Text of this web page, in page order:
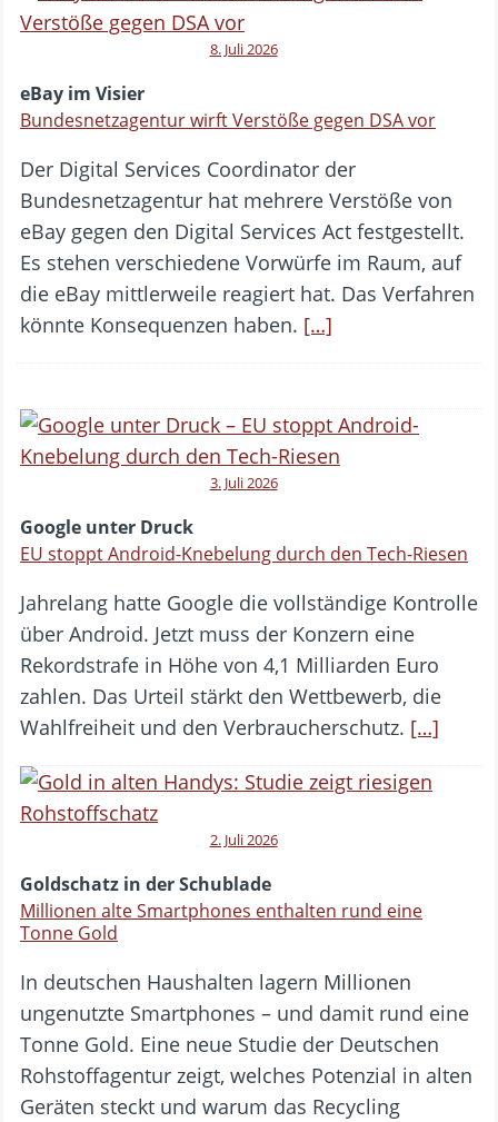
8. Juli 2026
eBay im Visier
Bundesnetzagentur wirft Verstöße gegen DSA vor
Der Digital Services Coordinator der
Bundesnetzagentur hat mehrere Verstöße von
eBay gegen den Digital Services Act festgestellt.
Es stehen verschiedene Vorwürfe im Raum, auf
die eBay mittlerweile reagiert hat. Das Verfahren
könnte Konsequenzen haben. […]
3. Juli 2026
Google unter Druck
EU stoppt Android-Knebelung durch den Tech-Riesen
Jahrelang hatte Google die vollständige Kontrolle
über Android. Jetzt muss der Konzern eine
Rekordstrafe in Höhe von 4,1 Milliarden Euro
zahlen. Das Urteil stärkt den Wettbewerb, die
Wahlfreiheit und den Verbraucherschutz. […]
2. Juli 2026
Goldschatz in der Schublade
Millionen alte Smartphones enthalten rund eine
Tonne Gold
In deutschen Haushalten lagern Millionen
ungenutzte Smartphones – und damit rund eine
Tonne Gold. Eine neue Studie der Deutschen
Rohstoffagentur zeigt, welches Potenzial in alten
Geräten steckt und warum das Recycling